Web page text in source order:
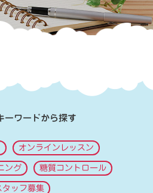
ーワードから探す
オンラインレッスン
ング 糖質コントロール
タッフ募集